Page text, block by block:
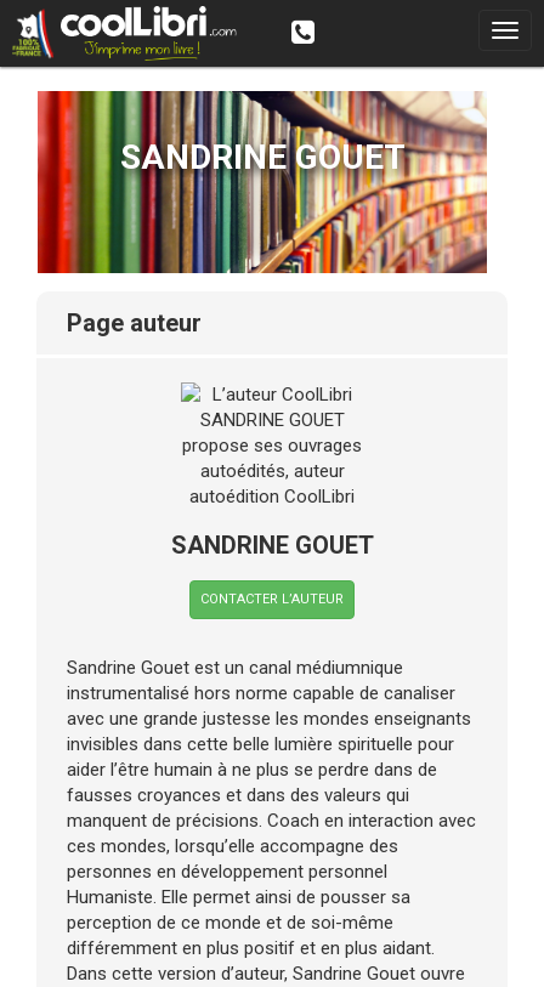
SANDRINE GOUET
page auteur
SANDRINE GOUET
CONTACTER L’AUTEUR
Sandrine Gouet est un canal médiumnique
instrumentalisé hors norme capable de canaliser
avec une grande justesse les mondes enseignants
invisibles dans cette belle lumière spirituelle pour
aider l’être humain à ne plus se perdre dans de
fausses croyances et dans des valeurs qui
manquent de précisions. Coach en interaction avec
ces mondes, lorsqu’elle accompagne des
personnes en développement personnel
Humaniste. Elle permet ainsi de pousser sa
perception de ce monde et de soi-même
différemment en plus positif et en plus aidant.
Dans cette version d’auteur, Sandrine Gouet ouvre